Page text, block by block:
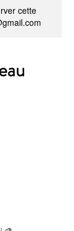
cette